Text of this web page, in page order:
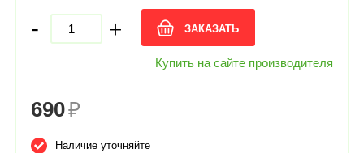
- + ЗАКАЗАТЬ
Купить на сайте производителя
690₽
Наличие уточняйте